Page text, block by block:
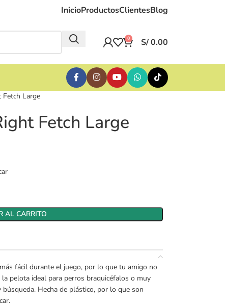
InicioProductosClientesBlog
0 S/0.00
Fetch Large
Fetch Large
AL CARRITO
fácil durante el juego, por lo que tu amigo no
pelota ideal para perros braquicéfalos o muy
Hecha de plástico, por lo que son